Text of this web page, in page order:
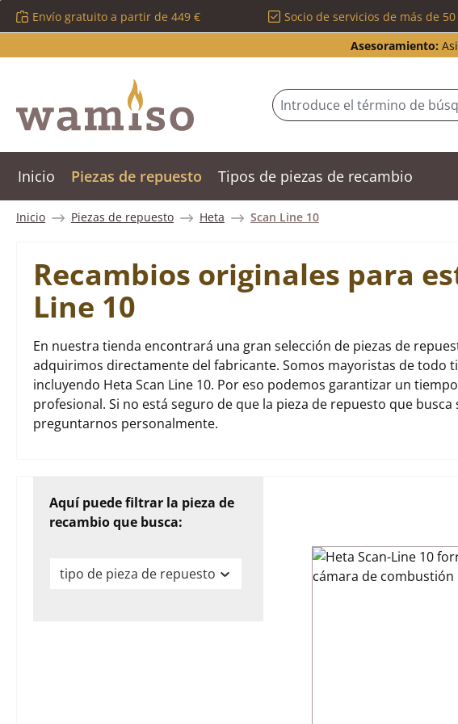
al contenido principal
Saltar a la búsqueda
Saltar a la navegación principal
Envío gratuito a partir de 449 € Socio de servicios de más de
Asesoramiento:
Inicio Piezas de repuesto Tipos de piezas de recambio
Inicio Piezas de repuesto Heta Scan Line 10
Recambios originales para
Line 10
En nuestra tienda encontrará una gran selección de piezas de
adquirimos directamente del fabricante. Somos mayoristas de todo
incluyendo Heta Scan Line 10. Por eso podemos garantizar un
profesional. Si no está seguro de que la pieza de repuesto que
preguntarnos personalmente.
Aquí puede filtrar la pieza de
recambio que busca:
tipo de pieza de repuesto